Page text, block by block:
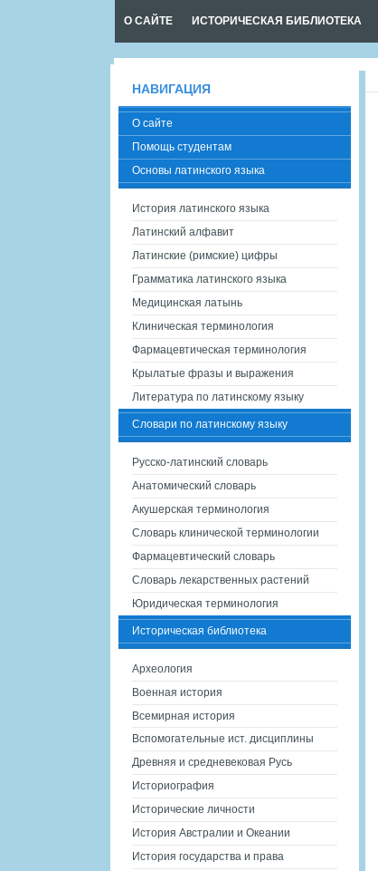
О САЙТЕ ИСТОРИЧЕСКАЯ БИБЛИОТЕКА
НАВИГАЦИЯ
О сайте
Помощь студентам
Основы латинского языка
История латинского языка
Латинский алфавит
Латинские (римские) цифры
Грамматика латинского языка
Медицинская латынь
Клиническая терминология
Фармацевтическая терминология
Крылатые фразы и выражения
Литература по латинскому языку
Словари по латинскому языку
Русско-латинский словарь
Анатомический словарь
Акушерская терминология
Словарь клинической терминологии
Фармацевтический словарь
Словарь лекарственных растений
Юридическая терминология
Историческая библиотека
Археология
Военная история
Всемирная история
Вспомогательные ист. дисциплины
Древняя и средневековая Русь
Историография
Исторические личности
История Австралии и Океании
История государства и права